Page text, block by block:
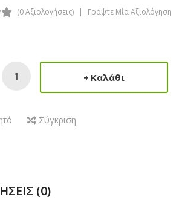
(0 Αξιολογήσεις) Γράψτε Μία Αξιολόγηση
Καλάθι
Σύγκριση
(0)